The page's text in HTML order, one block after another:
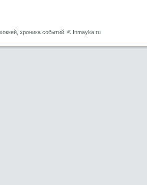
хроника событий. © Inmayka.ru